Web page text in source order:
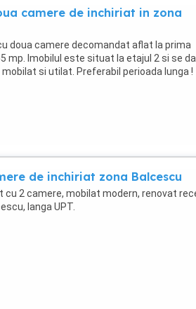
camere de inchiriat in zona
doua camere decomandat aflat la prima
mp. Imobilul este situat la etajul 2 si se da
si utilat. Preferabil perioada lunga !
de inchiriat zona Balcescu
cu 2 camere, mobilat modern, renovat
langa UPT.